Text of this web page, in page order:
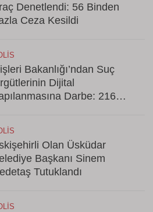
Denetlendi: 56 Binden
Ceza Kesildi
Bakanlığı’ndan Suç
Dijital
Darbe: 216
Olan Üsküdar
Başkanı Sinem
Tutuklandı